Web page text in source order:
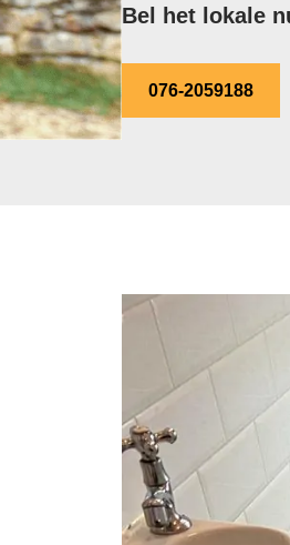
Bel het lokale
076-2059188